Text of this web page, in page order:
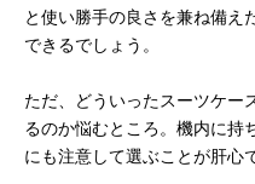
と使い勝手の良さを兼ね備え
できるでしょう。
ただ、どういったスーツケー
るのか悩むところ。機内に持
にも注意して選ぶことが肝心